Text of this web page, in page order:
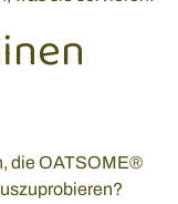
die OATSOME®